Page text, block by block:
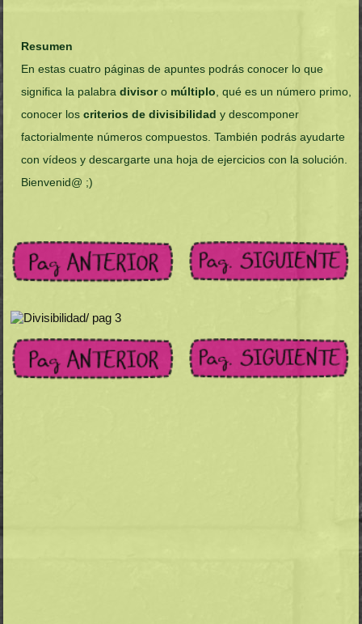
Resumen
En estas cuatro páginas de apuntes podrás conocer lo que
significa la palabradivisoro múltiplo, qué es un número primo,
conocer loscriterios de divisibilidad y descomponer
factorialmente números compuestos. También podrás ayudarte
con vídeos y descargarte una hoja de ejercicios con la solución.
Bienvenid@ ;)